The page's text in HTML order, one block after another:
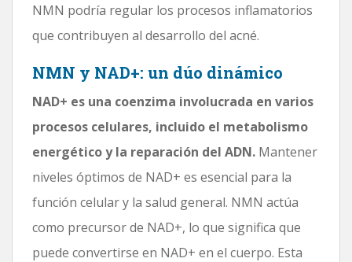
NMN podría regular los procesos inflamatorios
que contribuyen al desarrollo del acné.
NMN y NAD+: un dúo dinámico
NAD+ es una coenzima involucrada en varios
procesos celulares, incluido el metabolismo
energético y la reparación del ADN. Mantener
niveles óptimos de NAD+ es esencial para la
función celular y la salud general. NMN actúa
como precursor de NAD+, lo que significa que
puede convertirse en NAD+ en el cuerpo. Esta